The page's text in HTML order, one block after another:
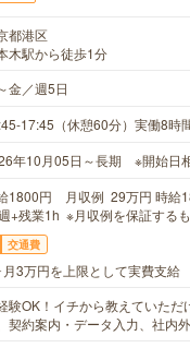
都港区
木駅から徒歩1分
金／週5日
17:45（休憩60分）実働8時
年10月05日～長期 ※開始日
1800円 月収例 29万円 時給
+残業1h ※月収例を保証するも
交通費
月3万円を上限として実費支給
験OK！イチから教えていただ
契約案内・データ入力、社内